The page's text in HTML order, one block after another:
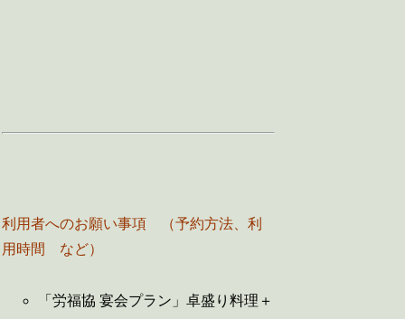
利用者へのお願い事項 （予約方法、利
用時間 など）
「労福協 宴会プラン」卓盛り料理＋